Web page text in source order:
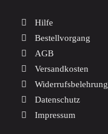
Hilfe
Bestellvorgang
AGB
Versandkosten
Widerrufsbelehrung
Datenschutz
Impressum